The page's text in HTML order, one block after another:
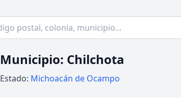
Municipio: Chilchota
Estado: Michoacán de Ocampo